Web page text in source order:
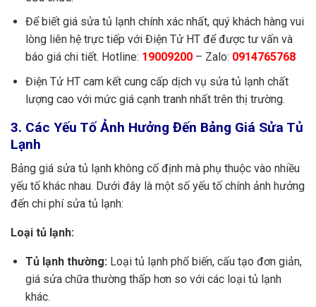
Để biết giá sửa tủ lạnh chính xác nhất, quý khách hàng vui
lòng liên hệ trực tiếp với Điện Tử HT để được tư vấn và
báo giá chi tiết. Hotline: 19009200– Zalo: 0914765768
Điện Tử HT cam kết cung cấp dịch vụ sửa tủ lạnh chất
lượng cao với mức giá cạnh tranh nhất trên thị trường.
3. Các Yếu Tố Ảnh Hưởng Đến Bảng Giá Sửa Tủ
Lạnh
Bảng giá sửa tủ lạnh không cố định mà phụ thuộc vào nhiều
yếu tố khác nhau. Dưới đây là một số yếu tố chính ảnh hưởng
đến chi phí sửa tủ lạnh:
Loại tủ lạnh:
Tủ lạnh thường:Loại tủ lạnh phổ biến, cấu tạo đơn giản,
giá sửa chữa thường thấp hơn so với các loại tủ lạnh
khác.